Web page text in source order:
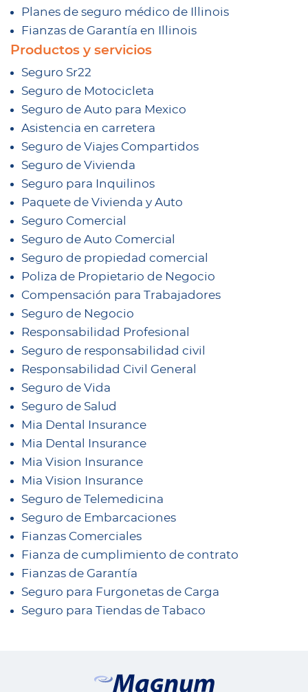
Planes de seguro médico de Illinois
Fianzas de Garantía en Illinois
Productos y servicios
Seguro Sr22
Seguro de Motocicleta
Seguro de Auto para Mexico
Asistencia en carretera
Seguro de Viajes Compartidos
Seguro de Vivienda
Seguro para Inquilinos
Paquete de Vivienda y Auto
Seguro Comercial
Seguro de Auto Comercial
Seguro de propiedad comercial
Poliza de Propietario de Negocio
Compensación para Trabajadores
Seguro de Negocio
Responsabilidad Profesional
Seguro de responsabilidad civil
Responsabilidad Civil General
Seguro de Vida
Seguro de Salud
Mia Dental Insurance
Mia Dental Insurance
Mia Vision Insurance
Mia Vision Insurance
Seguro de Telemedicina
Seguro de Embarcaciones
Fianzas Comerciales
Fianza de cumplimiento de contrato
Fianzas de Garantía
Seguro para Furgonetas de Carga
Seguro para Tiendas de Tabaco